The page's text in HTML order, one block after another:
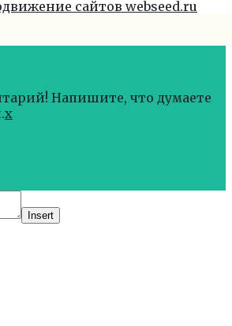
сайтов webseed.ru
Напишите, что думаете
x
Insert